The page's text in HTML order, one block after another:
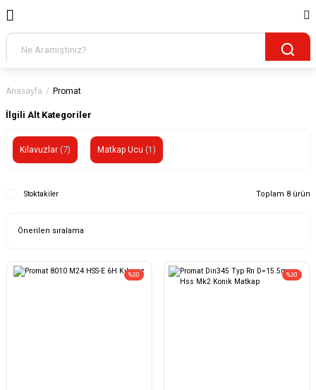
Anasayfa Promat
İlgili Alt Kategoriler
Kılavuzlar (7) Matkap Ucu (1)
Stoktakiler Toplam 8 ürün
%30 %30